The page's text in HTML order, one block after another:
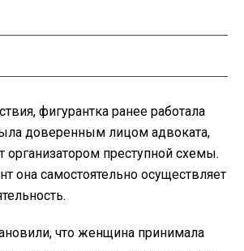
фигурантка ранее работала
доверенным лицом адвоката,
организатором преступной схемы.
она самостоятельно осуществляет
что женщина принимала